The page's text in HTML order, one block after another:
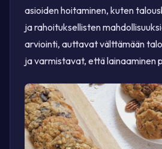
asioiden hoitaminen, kuten
ja rahoituksellisten
arviointi, auttavat välttämään
ja varmistavat, että lainaaminen